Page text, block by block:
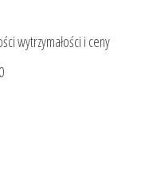
wytrzymałości i ceny